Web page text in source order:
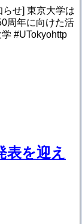
せ] 東京大学は
周年に向けた活
#UTokyohttp
表を迎え